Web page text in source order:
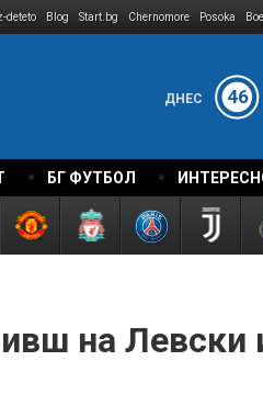
deteto Blog Start.bg Chernomore Posoka
ДНЕС 46
БГ ФУТБОЛ
на Левски